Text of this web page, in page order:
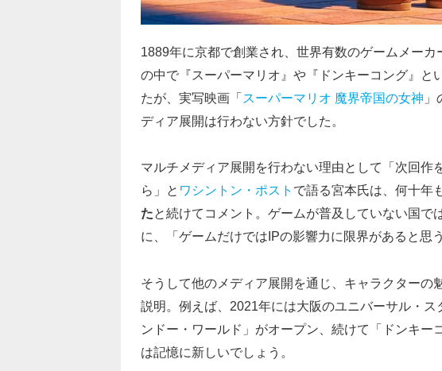
1889年に京都で創業され、世界有数のゲームメー
の中で『スーパーマリオ』や『ドンキーコング』と
たが、実写映画「スーパーマリオ 魔界帝国の女神
ディア展開は行わない方針でした。
マルチメディア展開を行わない理由として「次回作
ら」と ワシントン・ポスト で語る宮本氏は、何十年
たと続けてコメント。ゲームが普及していない国で
に、「 ゲームだけではIPの影響力に限界がある と思
そうして他のメディア展開を通じ、キャラクターの
説明。例えば、2021年には大阪のユニバーサル・
ンドー・ワールド」がオープン、続けて「ドンキー
は記憶に新しいでしょう。